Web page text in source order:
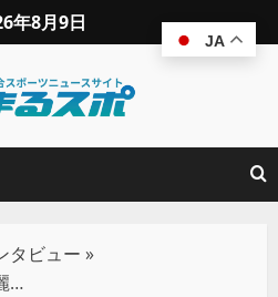
年8月9日
タビュー »
【マリーゴールド】天麗皇希がビクトリア弓月の連勝をストップ！
JA